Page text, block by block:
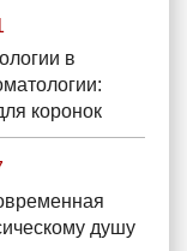
в
коронок
душу